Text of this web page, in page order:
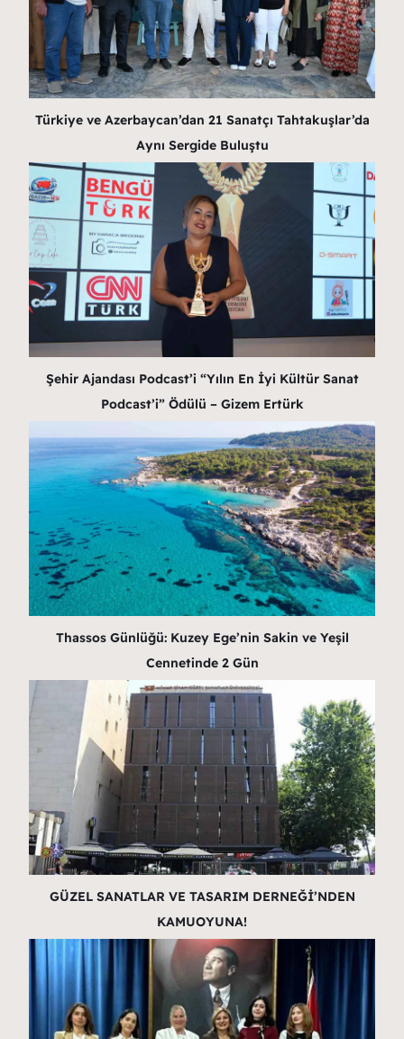
Türkiye ve Azerbaycan’dan 21 Sanatçı Tahtakuşlar’da
Aynı Sergide Buluştu
Şehir Ajandası Podcast’i “Yılın En İyi Kültür Sanat
Podcast’i” Ödülü – Gizem Ertürk
Thassos Günlüğü: Kuzey Ege’nin Sakin ve Yeşil
Cennetinde 2 Gün
GÜZEL SANATLAR VE TASARIM DERNEĞİ’NDEN
KAMUOYUNA!